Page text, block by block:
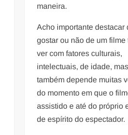
maneira.
Acho importante destacar
gostar ou não de um filme
ver com fatores culturais,
intelectuais, de idade, mas
também depende muitas
do momento em que o
assistido e até do próprio
de espírito do espectador.